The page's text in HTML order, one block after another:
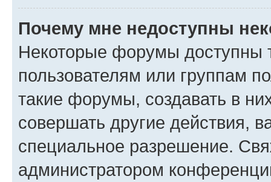
Почему мне недоступны
Некоторые форумы доступны
пользователям или группам
такие форумы, создавать в
совершать другие действия,
специальное разрешение.
администратором